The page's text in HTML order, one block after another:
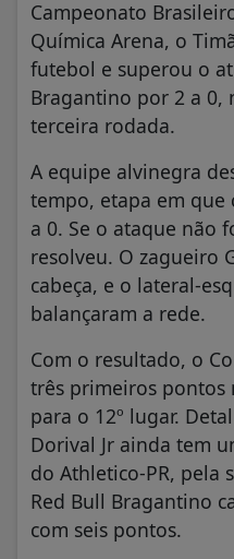
Campeonato
Química Arena, o
futebol e superou o
Bragantino por 2 a 0,
terceira rodada.
A equipe alvinegra
tempo, etapa em
a 0. Se o ataque não
resolveu. O zagueiro
cabeça, e o lateral-
balançaram a rede.
Com o resultado, o
três primeiros pontos
para o 12º lugar.
Dorival Jr ainda tem
do Athletico-PR, pela
Red Bull Bragantino
com seis pontos.